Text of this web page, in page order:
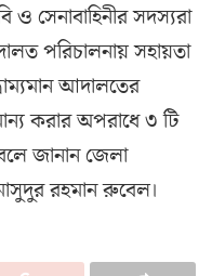
সেনাবাহিনীর সদস্যরা
পরিচালনায় সহায়তা
আদালতের
করার অপরাধে ৩ টি
জানান জেলা
মাসুদুর রহমান রুবেল।